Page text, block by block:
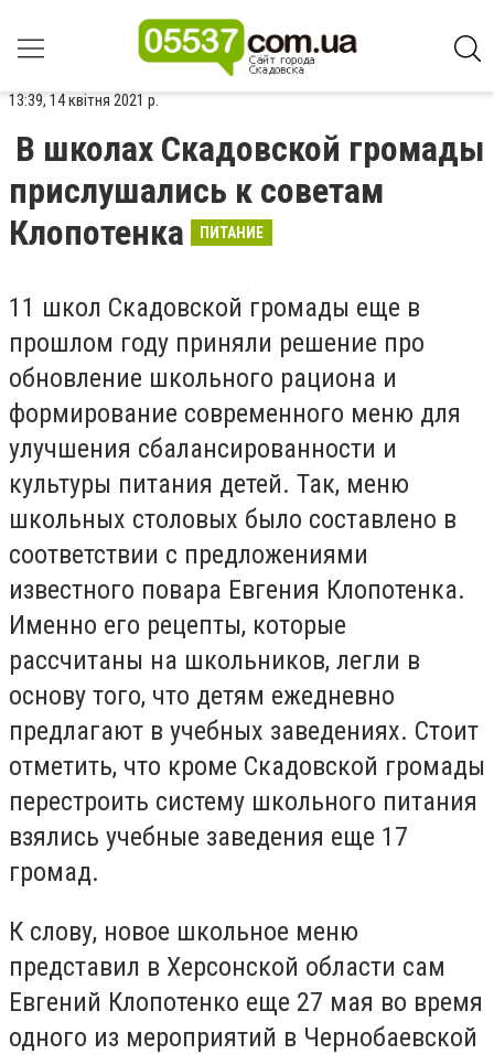
13:39, 14 квітня 2021 р.
В школах Скадовской громады
прислушались к советам
Клопотенка
ПИТАНИЕ
11 школ Скадовской громады еще в
прошлом году приняли решение про
обновление школьного рациона и
формирование современного меню для
улучшения сбалансированности и
культуры питания детей. Так, меню
школьных столовых было составлено в
соответствии с предложениями
известного повара Евгения Клопотенка.
Именно его рецепты, которые
рассчитаны на школьников, легли в
основу того, что детям ежедневно
предлагают в учебных заведениях. Стоит
отметить, что кроме Скадовской громады
перестроить систему школьного питания
взялись учебные заведения еще 17
громад.
К слову, новое школьное меню
представил в Херсонской области сам
Евгений Клопотенко еще 27 мая во время
одного из мероприятий в Чернобаевской